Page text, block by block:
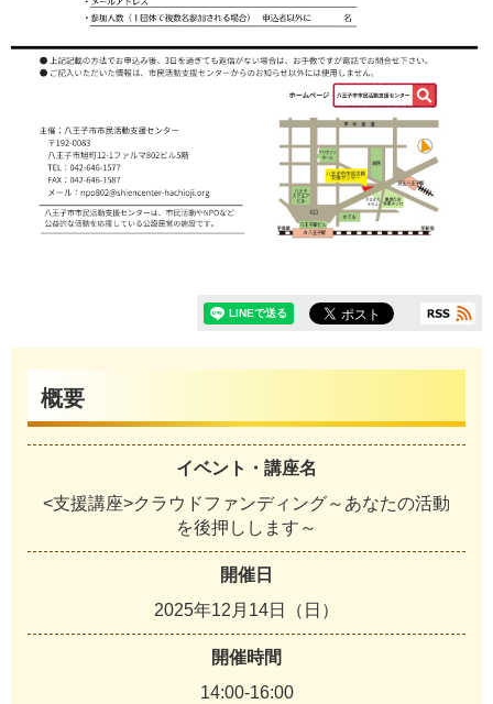
概要
イベント・講座名
<支援講座>クラウドファンディング～あなたの活動
を後押しします～
開催日
2025年12月14日（日）
開催時間
14:00-16:00